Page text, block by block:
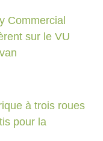
Commercial
sur le VU
à trois roues
pour la